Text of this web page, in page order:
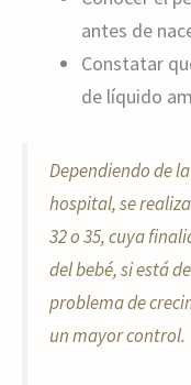
antes de
Constatar
de líquido
Dependiendo de
hospital, se
32 o 35, cuya
del bebé, si está
problema de
un mayor control.